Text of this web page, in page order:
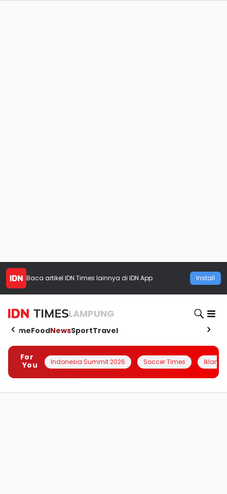
Baca artikel IDN Times lainnya di IDN App Install
LAMPUNG
HomeFoodNewsSportTravel
For
You
Indonesia Summit 2026 Soccer Times Iklanin